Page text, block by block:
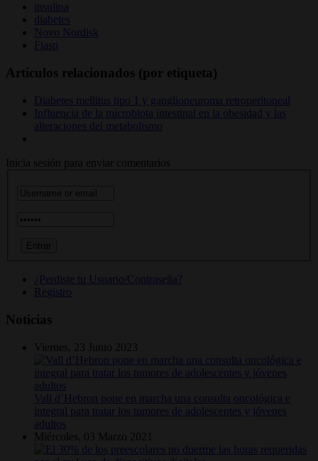
insulina
diabetes
Novo Nordisk
Fiasp
Artículos relacionados (por etiqueta)
Diabetes mellitus tipo 1 y ganglioneuroma retroperitoneal
Influencia de la microbiota intestinal en la obesidad y las
alteraciones del metabolismo
Inicia sesión para enviar comentarios
¿Perdiste tu Usuario/Contraseña?
Registro
Noticias
Viernes, 23 Junio 2023
Vall d’Hebron pone en marcha una consulta oncológica e
integral para tratar los tumores de adolescentes y jóvenes
adultos
Miércoles, 03 Marzo 2021